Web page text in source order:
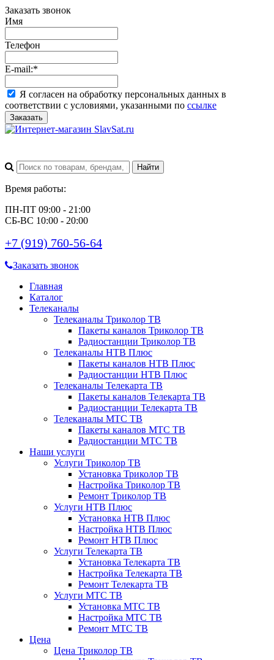
Заказать звонок
Имя
Телефон
E-mail:*
Я согласен на обработку персональных данных в
соответствии с условиями, указанными по ссылке
Заказать
Время работы:
ПН-ПТ 09:00 - 21:00
СБ-ВС 10:00 - 20:00
+7 (919) 760-56-64
Заказать звонок
Главная
Каталог
Телеканалы
Телеканалы Триколор ТВ
Пакеты каналов Триколор ТВ
Радиостанции Триколор ТВ
Телеканалы НТВ Плюс
Пакеты каналов НТВ Плюс
Радиостанции НТВ Плюс
Телеканалы Телекарта ТВ
Пакеты каналов Телекарта ТВ
Радиостанции Телекарта ТВ
Телеканалы МТС ТВ
Пакеты каналов МТС ТВ
Радиостанции МТС ТВ
Наши услуги
Услуги Триколор ТВ
Установка Триколор ТВ
Настройка Триколор ТВ
Ремонт Триколор ТВ
Услуги НТВ Плюс
Установка НТВ Плюс
Настройка НТВ Плюс
Ремонт НТВ Плюс
Услуги Телекарта ТВ
Установка Телекарта ТВ
Настройка Телекарта ТВ
Ремонт Телекарта ТВ
Услуги МТС ТВ
Установка МТС ТВ
Настройка МТС ТВ
Ремонт МТС ТВ
Цена
Цена Триколор ТВ